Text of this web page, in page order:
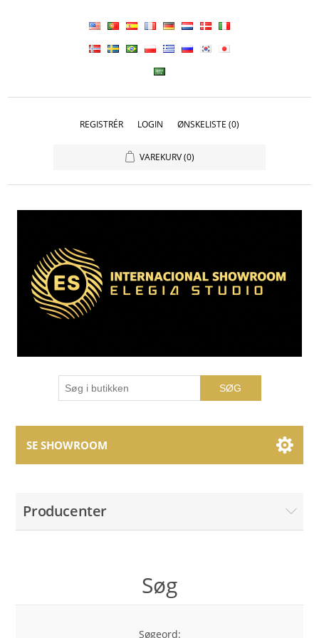
REGISTRÉR LOGIN ØNSKELISTE (0)
VAREKURV (0)
SØG
SE SHOWROOM
Collections
Producenter
Søg
Søgeord: